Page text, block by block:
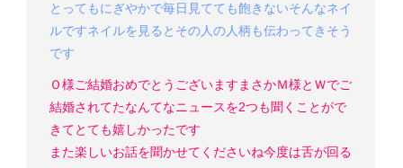
とってもにぎやかで毎日見てても飽きないそんなネイ
ルですネイルを見るとその人の人柄も伝わってきそう
です
Ｏ様ご結婚おめでとうございます まさかＭ様とＷでご
結婚されてたなんてなニュースを2つも聞くことがで
きてとても嬉しかったです
また楽しいお話を聞かせてくださいね今度は舌が回る